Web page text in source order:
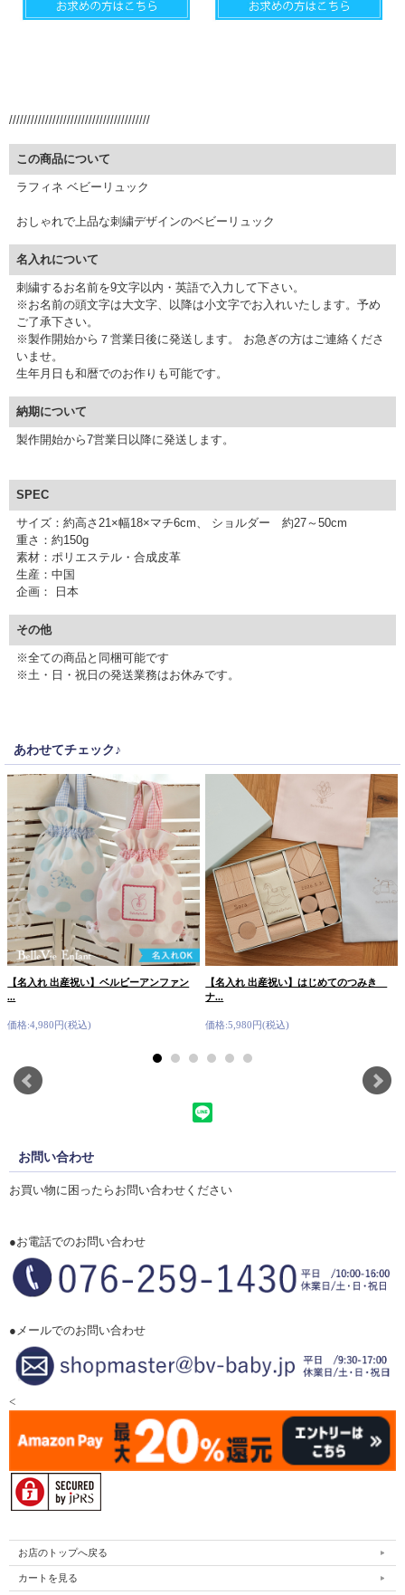
///////////////////////////////////////
この商品について
ラフィネ ベビーリュック
おしゃれで上品な刺繍デザインのベビーリュック
名入れについて
刺繍するお名前を9文字以内・英語で入力して下さい。
※お名前の頭文字は大文字、以降は小文字でお入れいたします。予め
ご了承下さい。
※製作開始から７営業日後に発送します。 お急ぎの方はご連絡くださ
いませ。
生年月日も和暦でのお作りも可能です。
納期について
製作開始から7営業日以降に発送します。
SPEC
サイズ：約高さ21×幅18×マチ6cm、 ショルダー 約27～50cm
重さ：約150g
素材：ポリエステル・合成皮革
生産：中国
企画： 日本
その他
※全ての商品と同梱可能です
※土・日・祝日の発送業務はお休みです。
あわせてチェック♪
【名入れ 出産祝い】ベルビーアンファン
...
価格:4,980円(税込)
【名入れ 出産祝い】はじめてのつみき
ナ...
価格:5,980円(税込)
お問い合わせ
お買い物に困ったらお問い合わせください
●お電話でのお問い合わせ
●メールでのお問い合わせ
<
お店のトップへ戻る
カートを見る